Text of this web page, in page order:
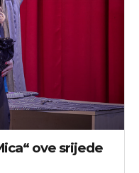
ove srijede